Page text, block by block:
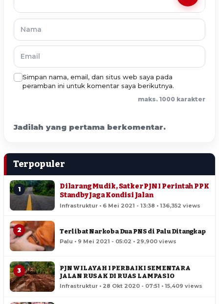
Simpan nama, email, dan situs web saya pada
peramban ini untuk komentar saya berikutnya.
maks. 1000 karakter
Jadilah yang pertama berkomentar.
Terpopuler
1
Dilarang Mudik, Satker PJN I Perintah PPK
Standby Jaga Kondisi Jalan
Infrastruktur • 6 Mei 2021 - 13:38 • 136,352 views
2 Terlibat Narkoba Dua PNS di Palu Ditangkap
Palu • 9 Mei 2021 - 05:02 • 29,900 views
3
PJN WILAYAH I PERBAIKI SEMENTARA
JALAN RUSAK DI RUAS LAMPASIO
Infrastruktur • 28 Okt 2020 - 07:51 • 15,409 views